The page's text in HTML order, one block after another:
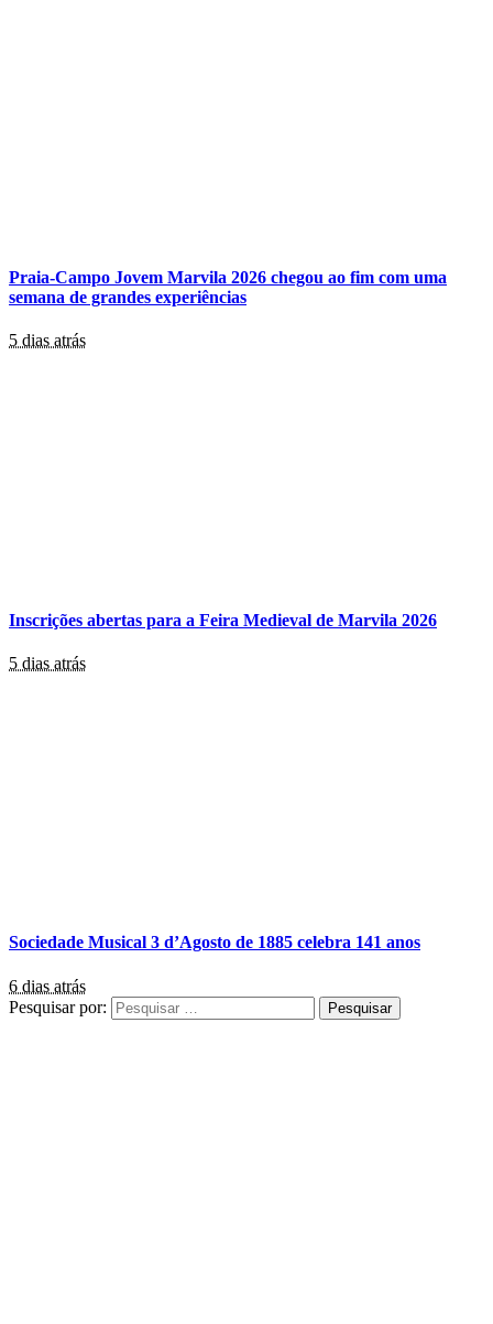
Praia-Campo Jovem Marvila 2026 chegou ao fim com uma
semana de grandes experiências
5 dias atrás
Inscrições abertas para a Feira Medieval de Marvila 2026
5 dias atrás
Sociedade Musical 3 d’Agosto de 1885 celebra 141 anos
6 dias atrás
Pesquisar por: